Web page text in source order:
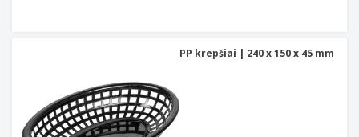
PP krepšiai | 240 x 150 x 45 mm